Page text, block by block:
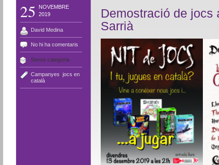
25
NOVEMBRE
2019
David Medina
No hi ha comentaris
Sense categoria
Campanyes jocs en
català
Demostració de jocs
Sarrià